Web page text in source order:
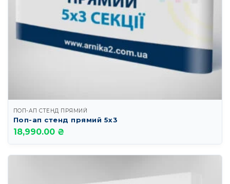
ПОП-АП СТЕНД ПРЯМИЙ
Поп-ап стенд прямий 5х3
18,990.00 ₴